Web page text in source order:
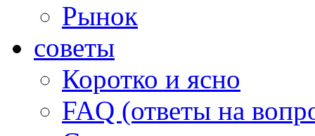
Рынок
советы
Коротко и ясно
FAQ (ответы на